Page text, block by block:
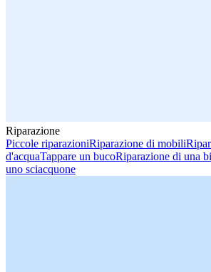
Riparazione
Piccole riparazioniRiparazione di mobili
d'acquaTappare un bucoRiparazione di una
uno sciacquone